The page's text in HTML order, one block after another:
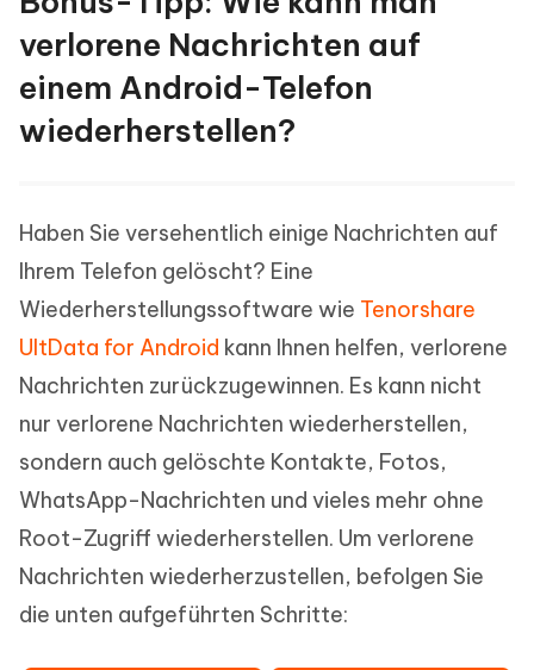
verlorene Nachrichten auf
einem Android-Telefon
wiederherstellen?
Haben Sie versehentlich einige Nachrichten auf
Ihrem Telefon gelöscht? Eine
Wiederherstellungssoftware wie Tenorshare
UltData for Android kann Ihnen helfen, verlorene
Nachrichten zurückzugewinnen. Es kann nicht
nur verlorene Nachrichten wiederherstellen,
sondern auch gelöschte Kontakte, Fotos,
WhatsApp-Nachrichten und vieles mehr ohne
Root-Zugriff wiederherstellen. Um verlorene
Nachrichten wiederherzustellen, befolgen Sie
die unten aufgeführten Schritte: